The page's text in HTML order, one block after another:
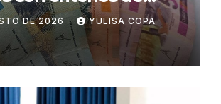
y esfuerzo fiscal
DE 2026 YULISA COPA